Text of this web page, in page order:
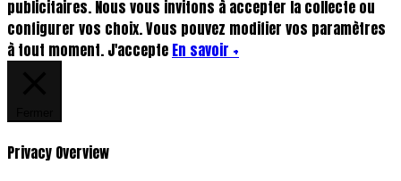
publicitaires. Nous vous invitons à accepter la collecte ou
configurer vos choix. Vous pouvez modifier vos paramètres
à tout moment. J'accepte En savoir +
Privacy Overview